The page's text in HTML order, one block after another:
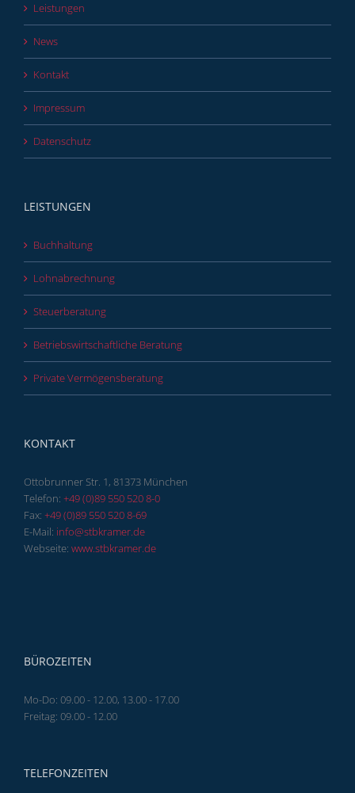
Leistungen
News
Kontakt
Impressum
Datenschutz
LEISTUNGEN
Buchhaltung
Lohnabrechnung
Steuerberatung
Betriebswirtschaftliche Beratung
Private Vermögensberatung
KONTAKT
Ottobrunner Str. 1, 81373 München
Telefon: +49 (0)89 550 520 8-0
Fax: +49 (0)89 550 520 8-69
E-Mail: info@stbkramer.de
Webseite: www.stbkramer.de
BÜROZEITEN
Mo-Do: 09.00 - 12.00, 13.00 - 17.00
Freitag: 09.00 - 12.00
TELEFONZEITEN